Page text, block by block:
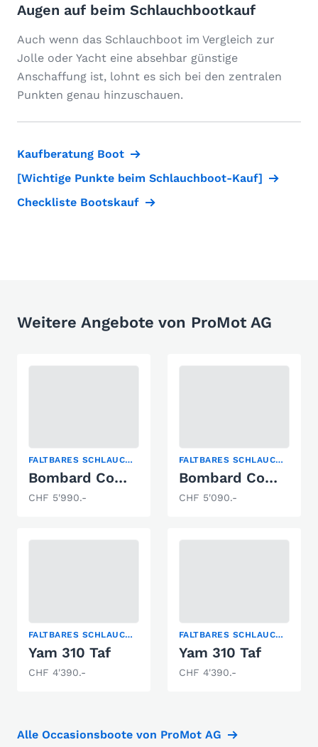
Augen auf beim Schlauchbootkauf
Auch wenn das Schlauchboot im Vergleich zur
Jolle oder Yacht eine absehbar günstige
Anschaffung ist, lohnt es sich bei den zentralen
Punkten genau hinzuschauen.
Kaufberatung Boot
[Wichtige Punkte beim Schlauchboot-Kauf]
Checkliste Bootskauf
Weitere Angebote von ProMot AG
FALTBARES SCHLAUCHBOOT
Bombard Commando C4 ROT
CHF 5'990.-
FALTBARES SCHLAUCHBOOT
Bombard Commando C3
CHF 5'090.-
FALTBARES SCHLAUCHBOOT
Yam 310 Taf
CHF 4'390.-
FALTBARES SCHLAUCHBOOT
Yam 310 Taf
CHF 4'390.-
Alle Occasionsboote von ProMot AG